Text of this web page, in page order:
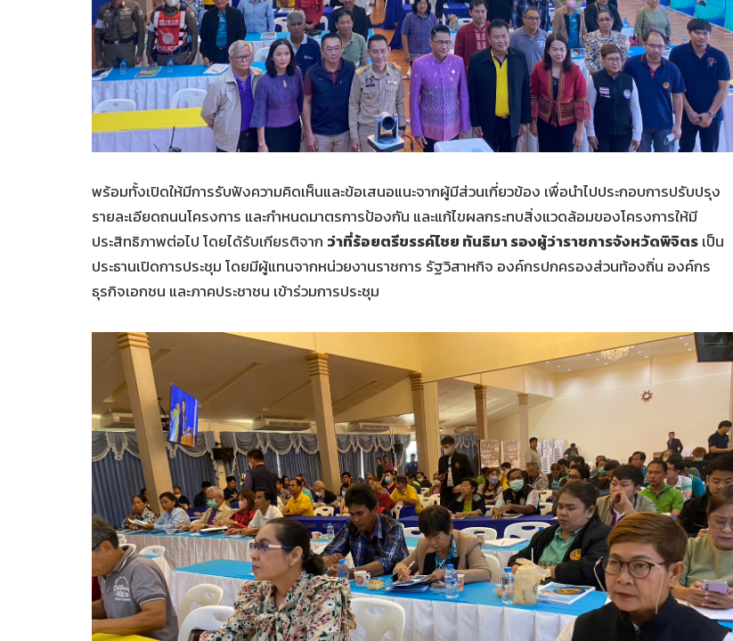
พร้อมทั้งเปิดให้มีการรับฟังความคิดเห็นและข้อเสนอแนะจากผู้มีส่วนเกี่ยวข้อง เพื่อนำไปประกอบการปรับปรุง
รายละเอียดถนนโครงการ และกำหนดมาตรการป้องกัน และแก้ไขผลกระทบสิ่งแวดล้อมของโครงการให้มี
ประสิทธิภาพต่อไป โดยได้รับเกียรติจาก ว่าที่ร้อยตรีขรรค์ไชย ทันธิมา รองผู้ว่าราชการจังหวัดพิจิตร เป็น
ประธานเปิดการประชุม โดยมีผู้แทนจากหน่วยงานราชการ รัฐวิสาหกิจ องค์กรปกครองส่วนท้องถิ่น องค์กร
ธุรกิจเอกชน และภาคประชาชน เข้าร่วมการประชุม